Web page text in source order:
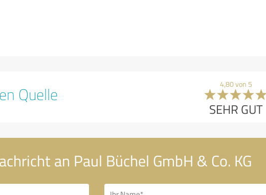
Quelle 4,80 von 5
SEHR GUT
an Paul Büchel GmbH & Co. KG